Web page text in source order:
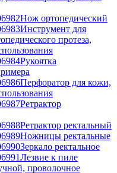
Нож ортопедический
Инструмент для
протеза,
Рукоятка
Перфоратор для кожи,
Ретрактор
Ретрактор ректальный
Ножницы ректальные
Зеркало ректальное
Лезвие к пиле
проволочное